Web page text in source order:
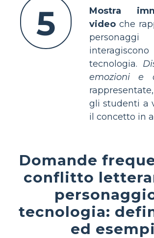
5
Mostra
video che
tecnologia.
emozioni e
gli studenti a
il concetto in
Domande
conflitto
tecnologia:
ed esempi